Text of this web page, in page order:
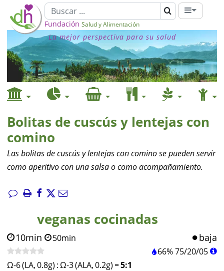
Fundación Salud y Alimentación
La mejor perspectiva para su salud
Bolitas de cuscús y lentejas con
comino
Las bolitas de cuscús y lentejas con comino se pueden servir
como aperitivo con una salsa o como acompañamiento.
veganas cocinadas
10min 50min baja
66%75/20/05
Ω-6 (LA, 0.8g) :Ω-3 (ALA, 0.2g) =5:1